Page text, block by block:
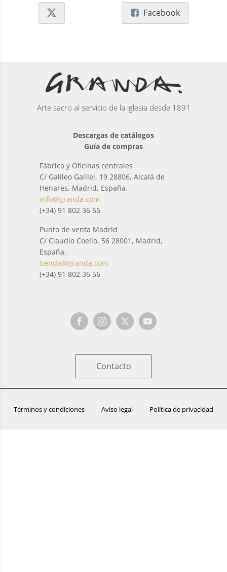
Facebook
Arte sacro al servicio de la iglesia desde 1891
Descargas de catálogos
Guía de compras
Fábrica y Oficinas centrales
C/ Galileo Galilei, 19 28806, Alcalá de
Henares, Madrid, España.
info@granda.com
(+34) 91 802 36 55
Punto de venta Madrid
C/ Claudio Coello, 56 28001, Madrid,
España.
tienda@granda.com
(+34) 91 802 36 56
Contacto
Términos y condiciones Aviso legal Política de privacidad